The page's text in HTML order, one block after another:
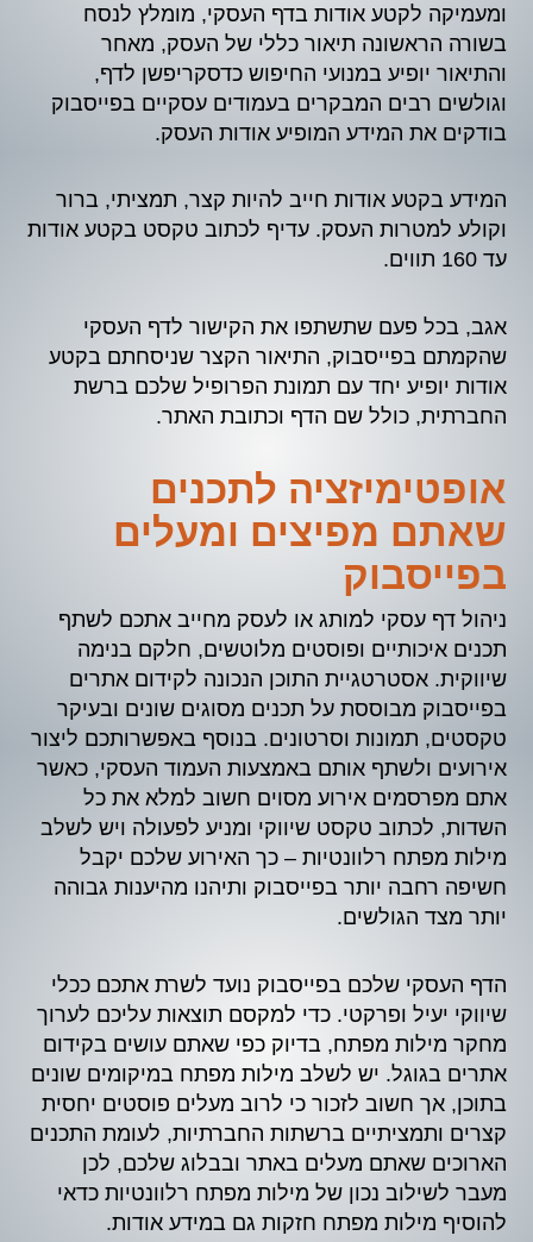
ומעמיקה לקטע אודות בדף העסקי, מומלץ לנסח
בשורה הראשונה תיאור כללי של העסק, מאחר
והתיאור יופיע במנועי החיפוש כדסקריפשן לדף,
וגולשים רבים המבקרים בעמודים עסקיים בפייסבוק
בודקים את המידע המופיע אודות העסק.
המידע בקטע אודות חייב להיות קצר, תמציתי, ברור
וקולע למטרות העסק. עדיף לכתוב טקסט בקטע אודות
עד 160 תווים.
אגב, בכל פעם שתשתפו את הקישור לדף העסקי
שהקמתם בפייסבוק, התיאור הקצר שניסחתם בקטע
אודות יופיע יחד עם תמונת הפרופיל שלכם ברשת
החברתית, כולל שם הדף וכתובת האתר.
אופטימיזציה לתכנים
שאתם מפיצים ומעלים
בפייסבוק
ניהול דף עסקי למותג או לעסק מחייב אתכם לשתף
תכנים איכותיים ופוסטים מלוטשים, חלקם בנימה
שיווקית. אסטרטגיית התוכן הנכונה לקידום אתרים
בפייסבוק מבוססת על תכנים מסוגים שונים ובעיקר
טקסטים, תמונות וסרטונים. בנוסף באפשרותכם ליצור
אירועים ולשתף אותם באמצעות העמוד העסקי, כאשר
אתם מפרסמים אירוע מסוים חשוב למלא את כל
השדות, לכתוב טקסט שיווקי ומניע לפעולה ויש לשלב
מילות מפתח רלוונטיות – כך האירוע שלכם יקבל
חשיפה רחבה יותר בפייסבוק ותיהנו מהיענות גבוהה
יותר מצד הגולשים.
הדף העסקי שלכם בפייסבוק נועד לשרת אתכם ככלי
שיווקי יעיל ופרקטי. כדי למקסם תוצאות עליכם לערוך
מחקר מילות מפתח, בדיוק כפי שאתם עושים בקידום
אתרים בגוגל. יש לשלב מילות מפתח במיקומים שונים
בתוכן, אך חשוב לזכור כי לרוב מעלים פוסטים יחסית
קצרים ותמציתיים ברשתות החברתיות, לעומת התכנים
הארוכים שאתם מעלים באתר ובבלוג שלכם, לכן
מעבר לשילוב נכון של מילות מפתח רלוונטיות כדאי
להוסיף מילות מפתח חזקות גם במידע אודות.